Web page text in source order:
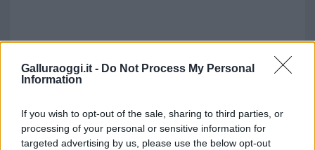
Galluraoggi.it - Do Not Process My Personal
Information
If you wish to opt-out of the sale, sharing to third parties, or
processing of your personal or sensitive information for
targeted advertising by us, please use the below opt-out